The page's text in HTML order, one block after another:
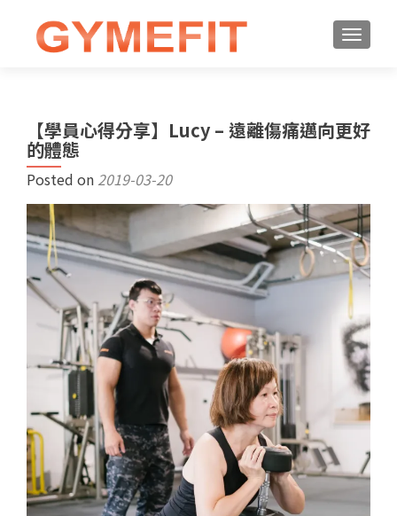
【學員心得分享】Lucy – 遠離傷痛邁向更好
的體態
Posted on 2019-03-20